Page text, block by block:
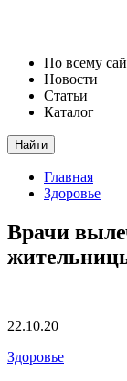
По всему
Новости
Статьи
Каталог
Найти
Главная
Здоровье
Врачи
22.10.20
Здоровье